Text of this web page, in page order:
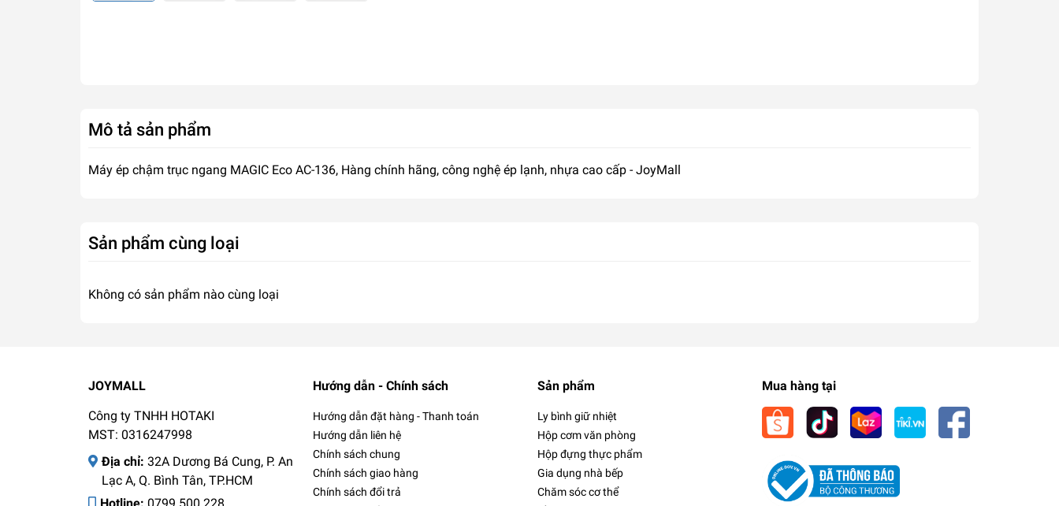
Mô tả sản phẩm
Máy ép chậm trục ngang MAGIC Eco AC-136, Hàng chính hãng, công nghệ ép lạnh, nhựa cao cấp - JoyMall
Sản phẩm cùng loại
Không có sản phẩm nào cùng loại
JOYMALL
Công ty TNHH HOTAKI
MST: 0316247998
Địa chỉ: 32A Dương Bá Cung, P. An
Lạc A, Q. Bình Tân, TP.HCM
Hotline: 0799.500.228
Hướng dẫn - Chính sách
Hướng dẫn đặt hàng - Thanh toán
Hướng dẫn liên hệ
Chính sách chung
Chính sách giao hàng
Chính sách đổi trả
Sản phẩm
Ly bình giữ nhiệt
Hộp cơm văn phòng
Hộp đựng thực phẩm
Gia dụng nhà bếp
Chăm sóc cơ thể
Mua hàng tại